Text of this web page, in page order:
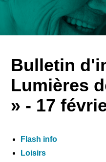
Bulletin
Lumières
» - 17
Flash info
Loisirs